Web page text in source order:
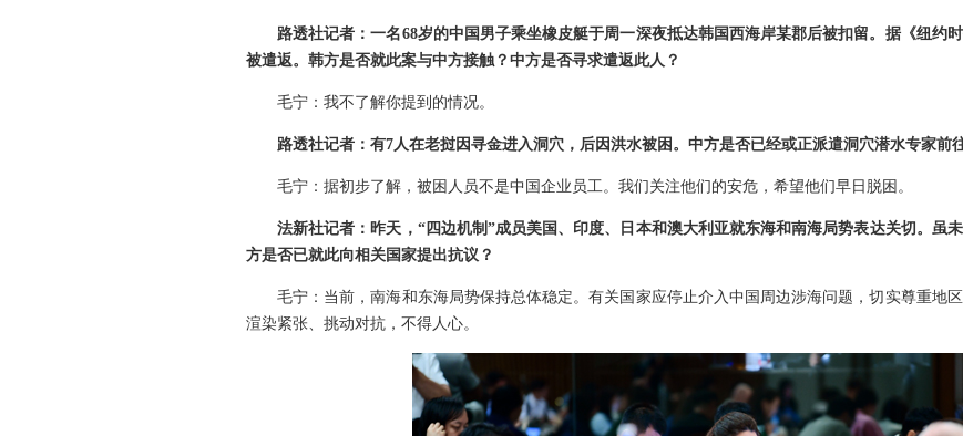
路透社记者：一名68岁的中国男子乘坐橡皮艇于周一深夜抵达韩国西海岸某郡后被扣留。据《纽约
被遣返。韩方是否就此案与中方接触？中方是否寻求遣返此人？
毛宁：我不了解你提到的情况。
路透社记者：有7人在老挝因寻金进入洞穴，后因洪水被困。中方是否已经或正派遣洞穴潜水专家前
毛宁：据初步了解，被困人员不是中国企业员工。我们关注他们的安危，希望他们早日脱困。
法新社记者：昨天，“四边机制”成员美国、印度、日本和澳大利亚就东海和南海局势表达关切。虽
方是否已就此向相关国家提出抗议？
毛宁：当前，南海和东海局势保持总体稳定。有关国家应停止介入中国周边涉海问题，切实尊重地
渲染紧张、挑动对抗，不得人心。